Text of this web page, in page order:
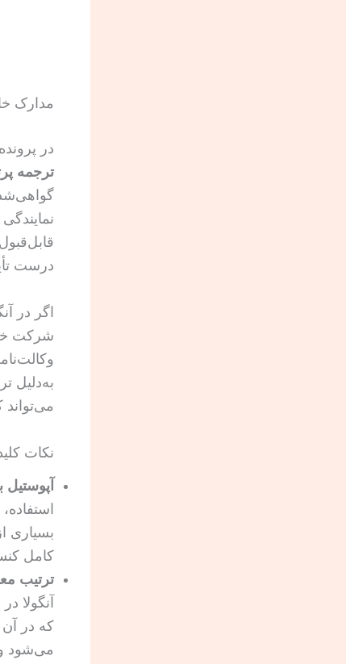
مدارک
در
ترجمه
درست
اگر در
شرکت
به‌دلیل
نکات
آپوستیل
بسیاری
کامل
ترتیب
آنگولا
که در
می‌شود و